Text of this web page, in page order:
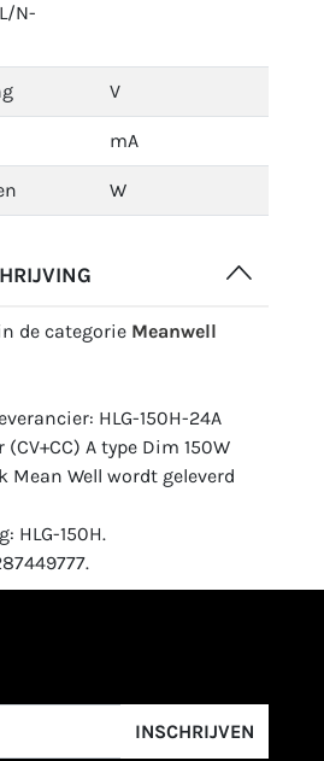
N-
V
mA
W
de categorie Meanwell
HLG-150H-24A
(CV+CC) A type Dim 150W
Mean Well wordt geleverd
HLG-150H.
INSCHRIJVEN